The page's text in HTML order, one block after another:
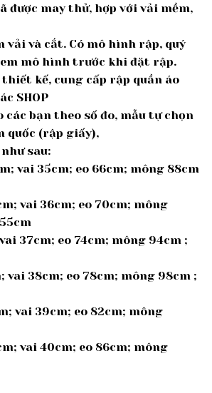
được may thử, hợp với vải mềm,
vải và cắt. Có mô hình rập, quý
mô hình trước khi đặt rập.
thiết kế, cung cấp rập quần áo
SHOP
các bạn theo số đo, mẫu tự chọn
quốc (rập giấy),
sau:
vai 35cm; eo 66cm; mông 88cm
vai 36cm; eo 70cm; mông
37cm; eo 74cm; mông 94cm ;
vai 38cm; eo 78cm; mông 98cm ;
vai 39cm; eo 82cm; mông
vai 40cm; eo 86cm; mông